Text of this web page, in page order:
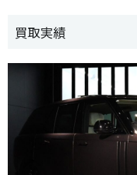
買取実績